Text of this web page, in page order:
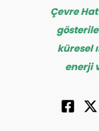
Çevre
küresel
enerji